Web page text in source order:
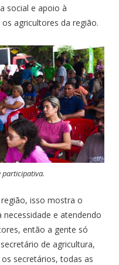
social e apoio à
agricultores da região.
participativa.
isso mostra o
e atendendo
então a gente só
de agricultura,
secretários, todas as